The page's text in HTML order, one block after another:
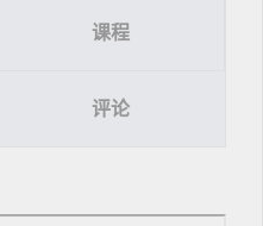
课程
评论